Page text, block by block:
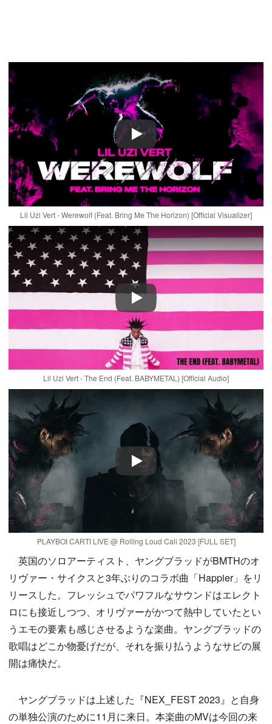
Play
Lil Uzi Vert - Werewolf (Feat. Bring Me The Horizon) [Official Visualizer]
Play
Lil Uzi Vert - The End (Feat. BABYMETAL) [Official Audio]
Play
PLAYBOI CARTI LIVE @ Rolling Loud Cali 2023 [FULL SET]
英国のソロアーティスト、ヤングブラッドがBMTHのオ
リヴァー・サイクスと3年ぶりのコラボ曲「Happier」をリ
リースした。フレッシュでパワフルなサウンドはエレクト
ロにも接近しつつ、オリヴァーがかつて熱中していたとい
うエモの要素も感じさせるような楽曲。ヤングブラッドの
歌唱はどこか物憂げだが、それを振り払うようなサビの展
開は痛快だ。
ヤングブラッドは上述した『NEX_FEST 2023』と自身
の単独公演のために11月に来日。本楽曲のMVは今回の来